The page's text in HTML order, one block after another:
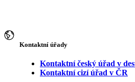
Kontaktní úřady
Kontaktní český úřad v
Kontaktní cizí úřad v ČR